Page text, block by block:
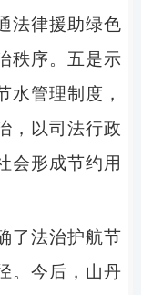
法律援助绿色
秩序。 五是示
水管理制度，
，以司法行政
会形成节约用
了法治护航节
。今后 ，山丹